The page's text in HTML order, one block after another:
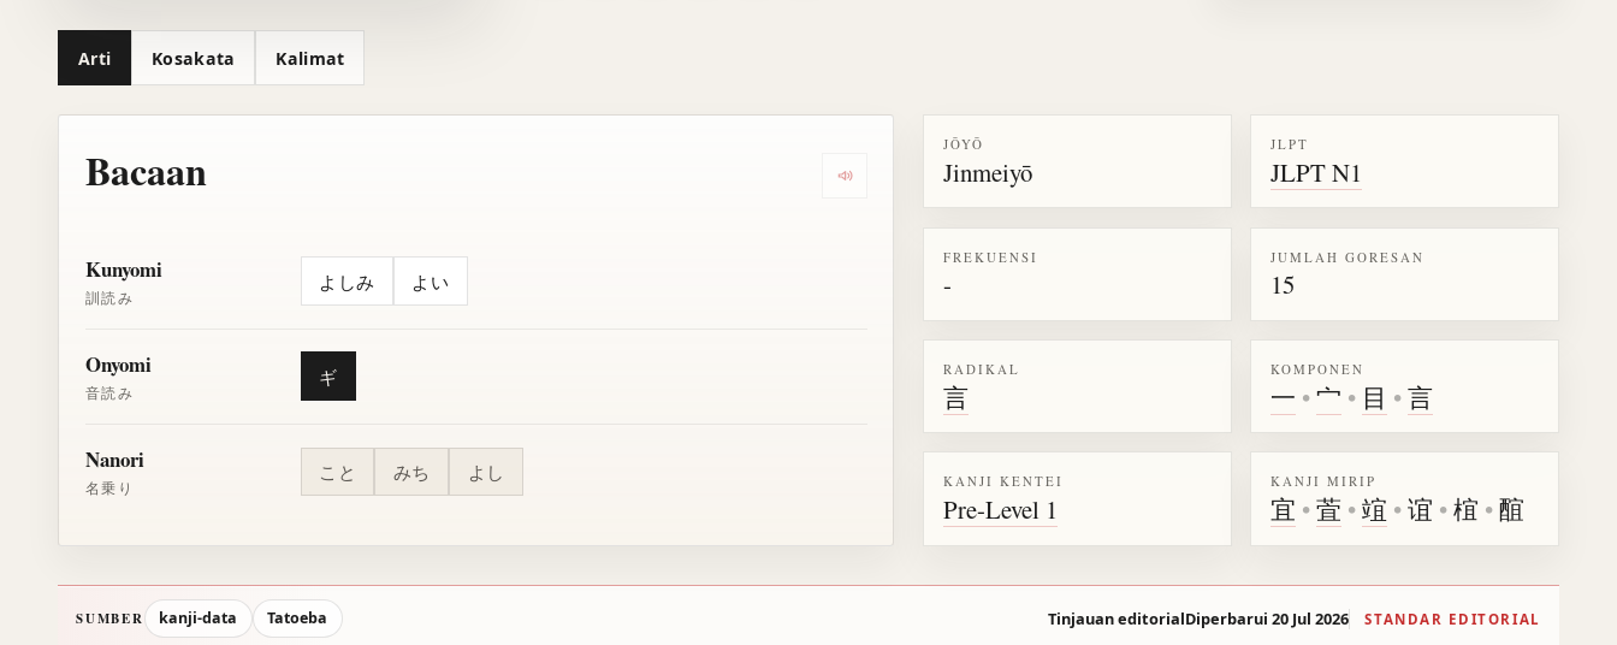
Arti Kosakata Kalimat
Bacaan Dengarkan semua bacaan untuk kanji 誼
Kunyomi
訓読み
よしみ よい
Onyomi
音読み
ギ
Nanori
名乗り
こと みち よし
JŌYŌ
Jinmeiyō
JLPT
JLPT N1
FREKUENSI
-
JUMLAH GORESAN
15
RADIKAL
言
KOMPONEN
一 •宀 • 目 •言
KANJI KENTEI
Pre-Level 1
KANJI MIRIP
宜 •萓 •竩 •谊 •椬 •䣾
SUMBER kanji-data Tatoeba Tinjauan editorialDiperbarui 20 Jul 2026 STANDAR EDITORIAL